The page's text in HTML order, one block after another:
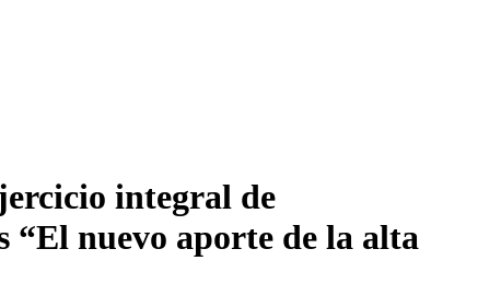
integral de
“El nuevo aporte de la alta